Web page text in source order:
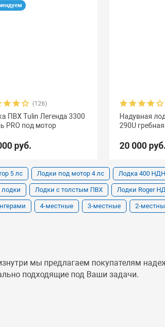
(126)
ПВХ Tulin Легенда 3300
PRO под мотор
руб.
Надувная
290U гребная
20 000 руб.
5 лс Лодки под мотор 4 лс Лодка 400
лодки Лодки с толстым ПВХ Лодки Roger
4-местные 3-местные 2-
мы предлагаем покупателям
подходящие под Ваши задачи.